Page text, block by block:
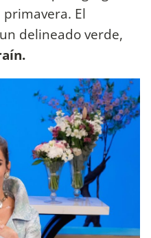
El
delineado verde,